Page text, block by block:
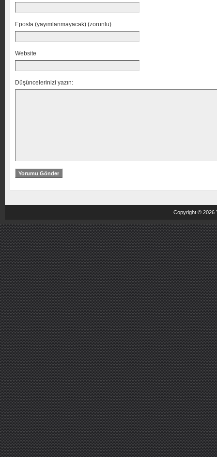
Eposta (yayımlanmayacak) (zorunlu)
Website
Düşüncelerinizi yazın:
Copyright © 2026